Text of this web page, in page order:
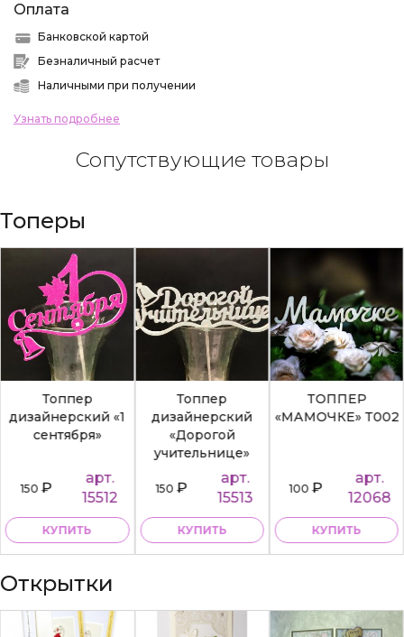
Оплата
Банковской картой
Безналичный расчет
Наличными при получении
Узнать подробнее
Сопутствующие товары
Топеры
Топпер
дизайнерский «1
сентября»
150₽
арт.
15512
КУПИТЬ
Топпер
дизайнерский
«Дорогой
учительнице»
150₽
арт.
15513
КУПИТЬ
ТОППЕР
«МАМОЧКЕ» Т002
100₽
арт.
12068
КУПИТЬ
Открытки